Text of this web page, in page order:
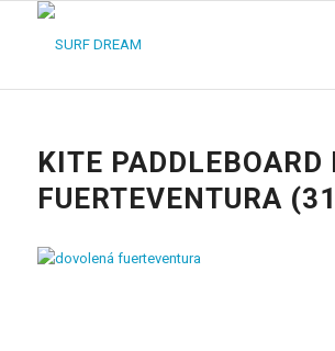
KITE PADDLEBOARD
FUERTEVENTURA